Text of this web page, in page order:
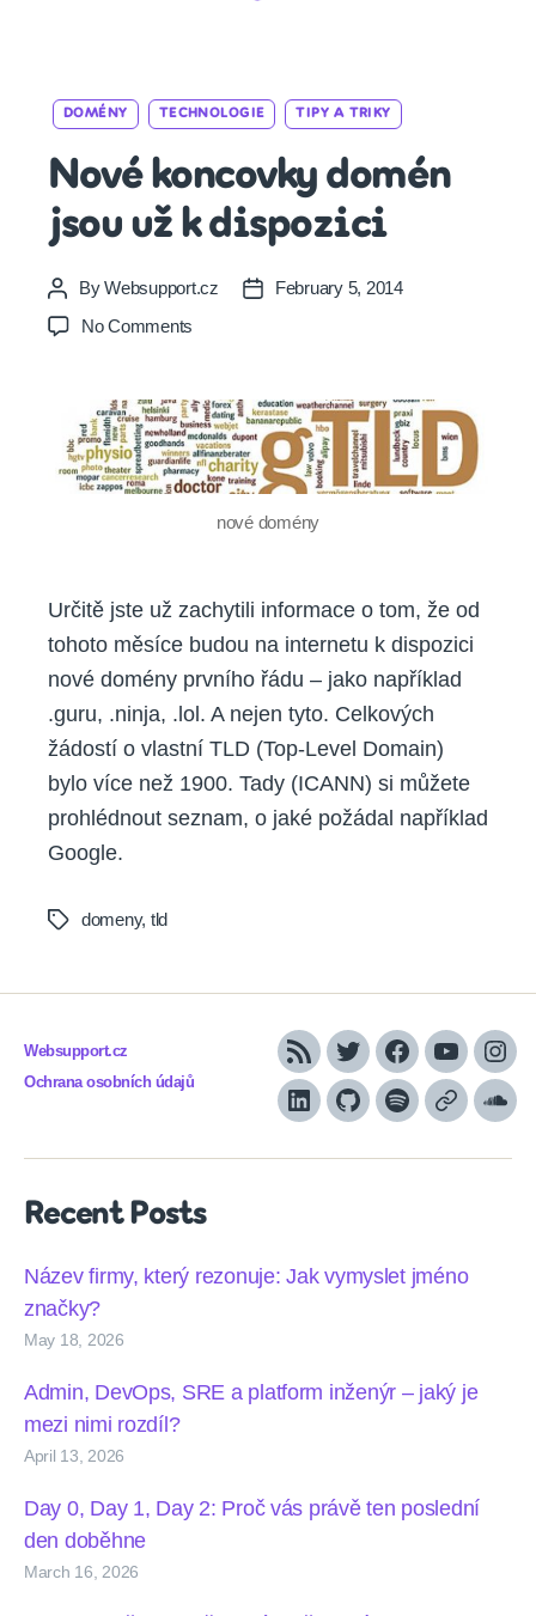
Categories
DOMÉNY TECHNOLOGIE TIPY A TRIKY
Nové koncovky domén
jsou už k dispozici
Post
author
ByWebsupport.cz
PostFebruary 5, 2014
No Comments
domén
jsou
už
k
nové domény
Určitě jste už zachytili informace o tom, že od
tohoto měsíce budou na internetu k dispozici
nové domény prvního řádu – jako například
.guru, .ninja, .lol. A nejen tyto. Celkových
žádostí o vlastní TLD (Top-Level Domain)
bylo více než 1900. Tady (ICANN) si můžete
prohlédnout seznam, o jaké požádal například
Google.
Tagsdomeny, tld
Websupport.cz
Ochrana osobních údajů
RSS TwitterFacebook
YouTube
LinkedInGithubSpotifyApple
Recent Posts
Název firmy, který rezonuje: Jak vymyslet jméno
značky?
May 18, 2026
Admin, DevOps, SRE a platform inženýr – jaký je
mezi nimi rozdíl?
April 13, 2026
Day 0, Day 1, Day 2: Proč vás právě ten poslední
den doběhne
March 16, 2026